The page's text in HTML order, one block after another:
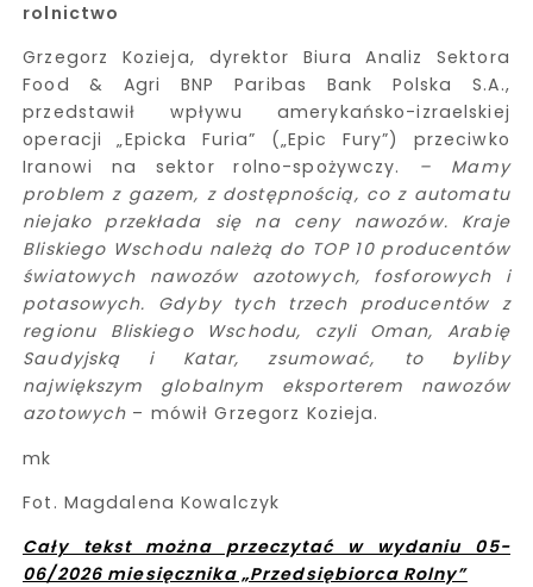
rolnictwo
Grzegorz Kozieja, dyrektor Biura Analiz Sektora
Food & Agri BNP Paribas Bank Polska S.A.,
przedstawił wpływu amerykańsko-izraelskiej
operacji „Epicka Furia” („Epic Fury”) przeciwko
Iranowi na sektor rolno-spożywczy. –
Mamy
problem z gazem, z dostępnością, co z automatu
niejako przekłada się na ceny nawozów. Kraje
Bliskiego Wschodu należą do TOP 10 producentów
światowych nawozów azotowych, fosforowych i
potasowych. Gdyby tych trzech producentów z
regionu Bliskiego Wschodu, czyli Oman, Arabię
Saudyjską i Katar, zsumować, to byliby
największym globalnym eksporterem nawozów
azotowych – mówił Grzegorz Kozieja.
mk
Fot. Magdalena Kowalczyk
Cały tekst można przeczytać w wydaniu 05-
06/2026 miesięcznika „Przedsiębiorca Rolny”